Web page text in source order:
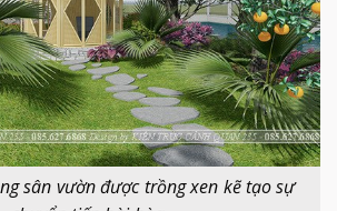
sân vườn được trồng xen kẽ tạo sự